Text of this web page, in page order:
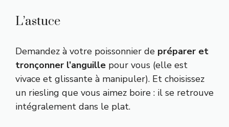
L’astuce
Demandez à votre poissonnier de préparer et
tronçonner l’anguille pour vous (elle est
vivace et glissante à manipuler). Et choisissez
un riesling que vous aimez boire : il se retrouve
intégralement dans le plat.